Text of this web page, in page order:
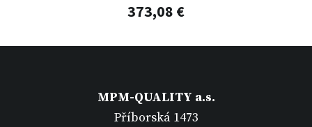
373,08 €
MPM-QUALITY a.s.
Příborská 1473